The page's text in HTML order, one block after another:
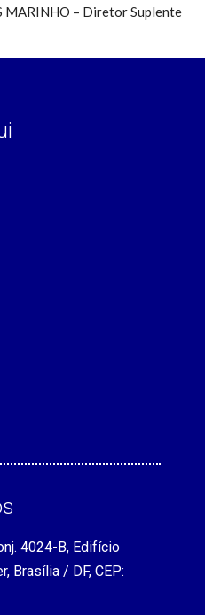
MARINHO – Diretor Suplente
4024-B, Edifício
Brasília / DF, CEP: